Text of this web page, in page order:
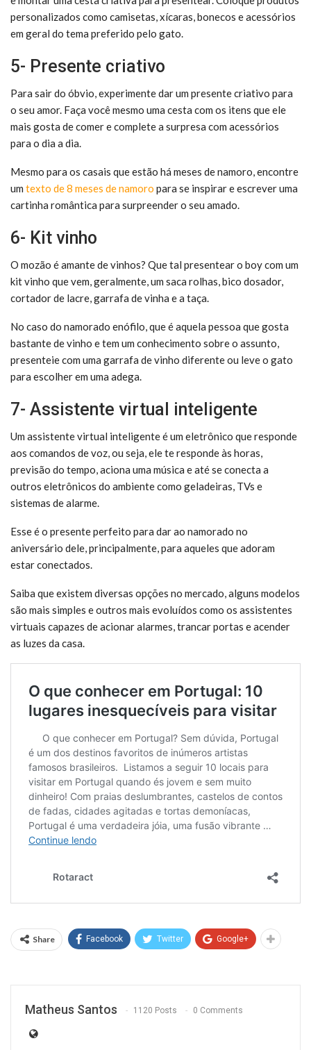
personalizados como camisetas, xícaras, bonecos e acessórios
em geral do tema preferido pelo gato.
5- Presente criativo
Para sair do óbvio, experimente dar um presente criativo para
o seu amor. Faça você mesmo uma cesta com os itens que ele
mais gosta de comer e complete a surpresa com acessórios
para o dia a dia.
Mesmo para os casais que estão há meses de namoro, encontre
um texto de 8 meses de namoro para se inspirar e escrever uma
cartinha romântica para surpreender o seu amado.
6- Kit vinho
O mozão é amante de vinhos? Que tal presentear o boy com um
kit vinho que vem, geralmente, um saca rolhas, bico dosador,
cortador de lacre, garrafa de vinha e a taça.
No caso do namorado enófilo, que é aquela pessoa que gosta
bastante de vinho e tem um conhecimento sobre o assunto,
presenteie com uma garrafa de vinho diferente ou leve o gato
para escolher em uma adega.
7- Assistente virtual inteligente
Um assistente virtual inteligente é um eletrônico que responde
aos comandos de voz, ou seja, ele te responde às horas,
previsão do tempo, aciona uma música e até se conecta a
outros eletrônicos do ambiente como geladeiras, TVs e
sistemas de alarme.
Esse é o presente perfeito para dar ao namorado no
aniversário dele, principalmente, para aqueles que adoram
estar conectados.
Saiba que existem diversas opções no mercado, alguns modelos
são mais simples e outros mais evoluídos como os assistentes
virtuais capazes de acionar alarmes, trancar portas e acender
as luzes da casa.
Share Facebook Twitter Google+
Matheus Santos 1120 Posts 0 Comments